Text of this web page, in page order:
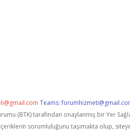
Teams:
(BTK) tarafından onaylanmış bir Yer
sorumluluğunu taşımakta olup,